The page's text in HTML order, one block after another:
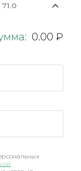
71.0
0.00 ₽